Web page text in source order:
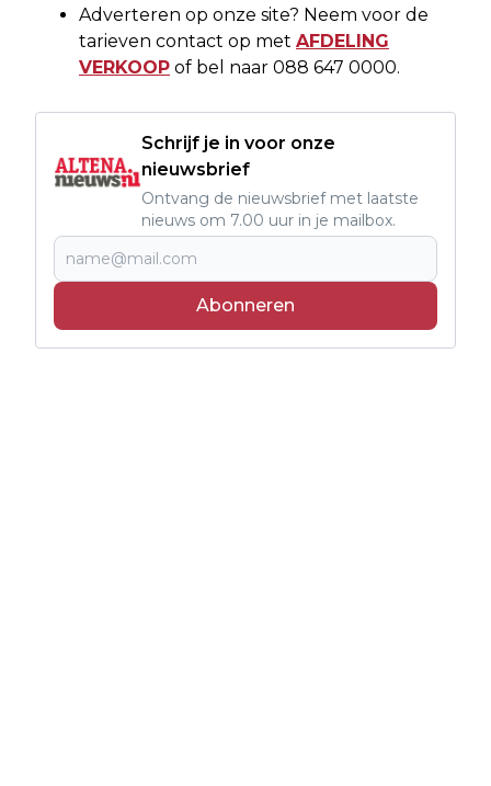
Adverteren op onze site? Neem voor de
tarieven contact op met AFDELING
VERKOOP of bel naar 088 647 0000.
Schrijf je in voor onze
nieuwsbrief
Ontvang de nieuwsbrief met laatste
nieuws om 7.00 uur in je mailbox.
Abonneren